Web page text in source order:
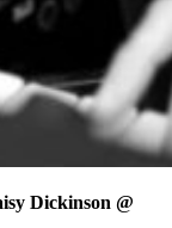
Dickinson @